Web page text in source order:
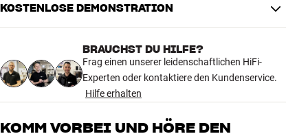
Zubehör
INSPIRATION
MARKEN
KOSTENLOSE DEMONSTRATION
BRAUCHST DU HILFE?
Frag einen unserer leidenschaftlichen HiFi-
Experten oder kontaktiere den Kundenservice.
Hilfe erhalten
KOMM VORBEI UND HÖRE DEN